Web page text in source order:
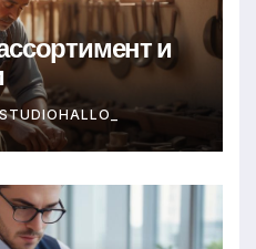
и
STUDIOHALLO_